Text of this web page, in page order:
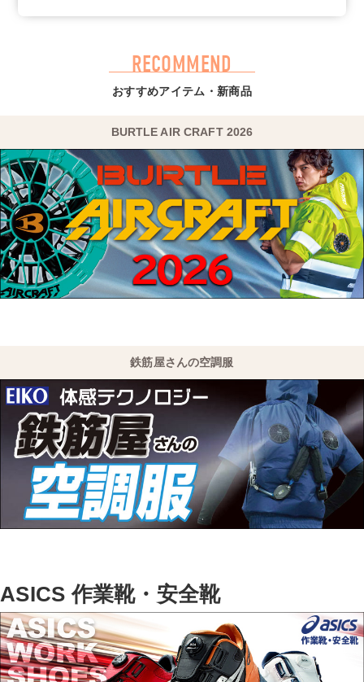
アッパーに撥水加工、インソールには抗菌防臭機能を搭載
し、水にもニオイにも強い安全靴です！
RECOMMEND
おすすめアイテム・新商品
BURTLE AIR CRAFT 2026
鉄筋屋さんの空調服
ASICS 作業靴・安全靴